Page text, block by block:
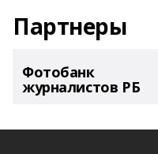
Партнеры
Фотобанк
журналистов РБ